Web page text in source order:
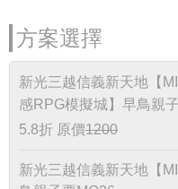
方案選擇
新光三越信義新天地【
感RPG模擬城】早鳥親
5.8折 原價1200
新光三越信義新天地【